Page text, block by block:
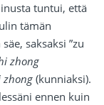
tuntui, että
tämän
saksaksi ”zu
zhong
zhong (kunniaksi).
ennen kuin